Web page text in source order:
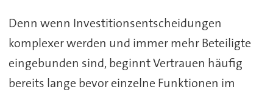
Denn wenn Investitionsentscheidungen
komplexer werden und immer mehr Beteiligte
eingebunden sind, beginnt Vertrauen häufig
bereits lange bevor einzelne Funktionen im